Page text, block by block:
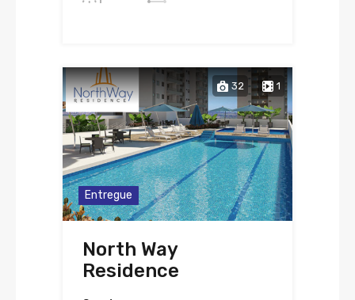
32 1
Entregue
North Way
Residence